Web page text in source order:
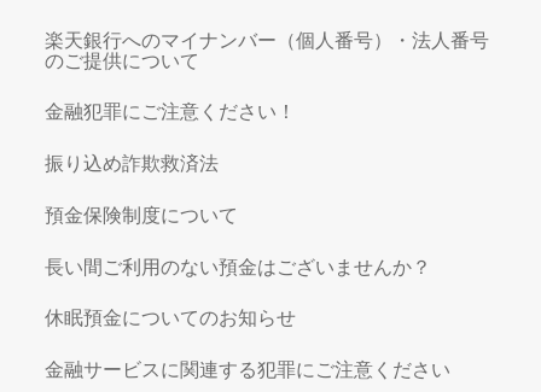
楽天銀行へのマイナンバー（個人番号）・法人番号
のご提供について
金融犯罪にご注意ください！
振り込め詐欺救済法
預金保険制度について
長い間ご利用のない預金はございませんか？
休眠預金についてのお知らせ
金融サービスに関連する犯罪にご注意ください